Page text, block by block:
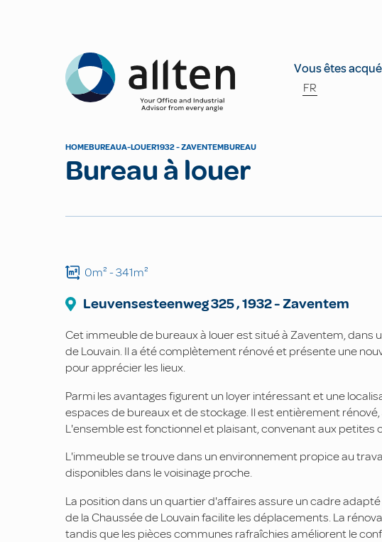
Allten
Vous êtes
FR
HOMEBUREAUA-LOUER1932 - ZAVENTEMBUREAU
Bureau à louer
0m²- 341m²
Leuvensesteenweg325,1932-Zaventem
Cet immeuble de bureaux à louer est situé à Zaventem, dans
de Louvain. Il a été complètement rénové et présente une
pour apprécier les lieux.
Parmi les avantages figurent un loyer intéressant et une
espaces de bureaux et de stockage. Il est entièrement
L'ensemble est fonctionnel et plaisant, convenant aux petites
L'immeuble se trouve dans un environnement propice au
disponibles dans le voisinage proche.
La position dans un quartier d'affaires assure un cadre
de la Chaussée de Louvain facilite les déplacements. La
tandis que les pièces communes rafraîchies améliorent le